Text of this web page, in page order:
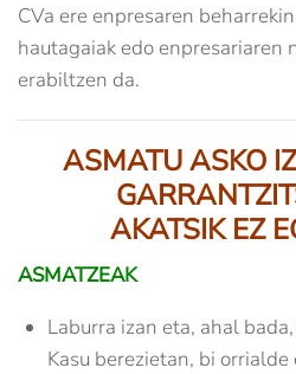
CVa ere enpresaren
hautagaiak edo enpresariaren
erabiltzen da.
ASMATU ASKO
AKATSIK EZ
ASMATZEAK
Laburra izan eta, ahal
Kasu berezietan, bi